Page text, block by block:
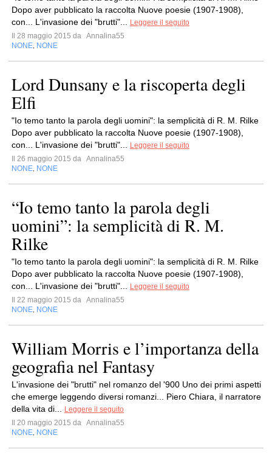
Dopo aver pubblicato la raccolta Nuove poesie (1907-1908),
con... L'invasione dei "brutti"...
Leggere il seguito
Il 28 maggio 2015 da Annalina55
NONE NONE
Lord Dunsany e la riscoperta degli
Elfi
"Io temo tanto la parola degli uomini": la semplicità di R. M. Rilke
Dopo aver pubblicato la raccolta Nuove poesie (1907-1908),
con... L'invasione dei "brutti"...
Leggere il seguito
Il 26 maggio 2015 da Annalina55
NONE NONE
“Io temo tanto la parola degli
uomini”: la semplicità di R. M.
Rilke
"Io temo tanto la parola degli uomini": la semplicità di R. M. Rilke
Dopo aver pubblicato la raccolta Nuove poesie (1907-1908),
con... L'invasione dei "brutti"...
Leggere il seguito
Il 22 maggio 2015 da Annalina55
NONE NONE
William Morris e l’importanza della
geografia nel Fantasy
L'invasione dei "brutti" nel romanzo del '900 Uno dei primi aspetti
che emerge leggendo diversi romanzi... Piero Chiara, il narratore
della vita di...
Leggere il seguito
Il 20 maggio 2015 da Annalina55
NONE NONE